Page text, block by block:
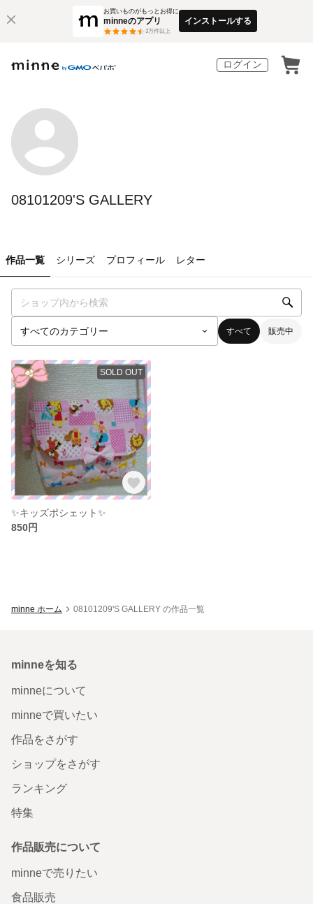
お買いものがもっとお得に
minneのアプリ
3万件以上
インストールする
ログイン
08101209'S GALLERY
作品一覧 シリーズ プロフィール レター
すべて 販売中
SOLD OUT
✨キッズポシェット✨
850円
minne ホーム 08101209'S GALLERY の作品一覧
minneを知る
minneについて
minneで買いたい
作品をさがす
ショップをさがす
ランキング
特集
作品販売について
minneで売りたい
食品販売